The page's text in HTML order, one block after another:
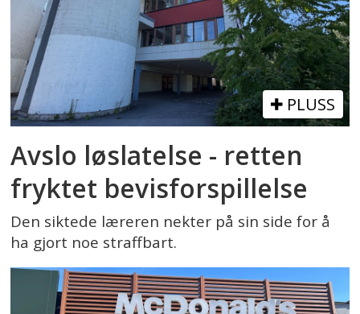
PLUSS
Avslo løslatelse - retten
fryktet bevisforspillelse
Den siktede læreren nekter på sin side for å
ha gjort noe straffbart.